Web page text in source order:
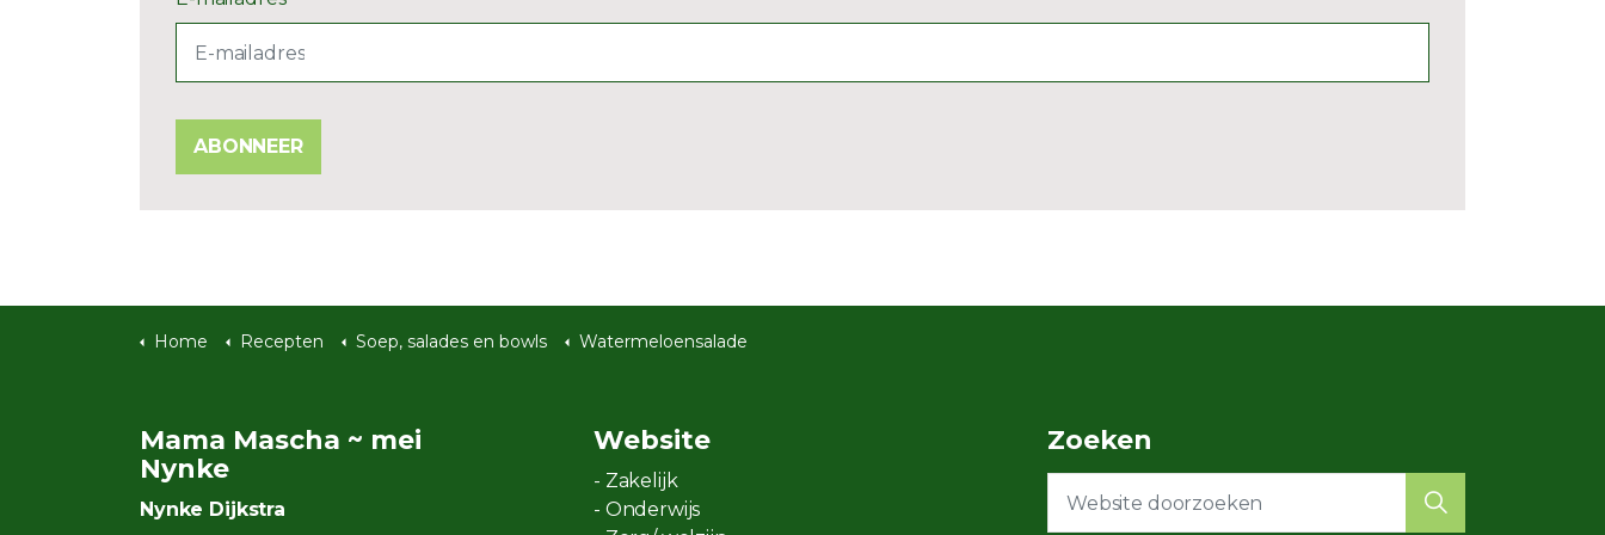
ABONNEER
Home Recepten Soep, salades en bowls Watermeloensalade
Mama Mascha ~ mei
Nynke
Nynke Dijkstra
Website
- Zakelijk
- Onderwijs
Zoeken